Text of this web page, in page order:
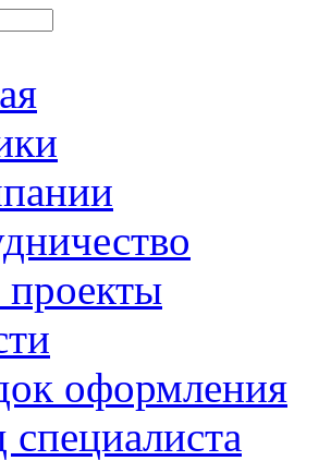
оформления
специалиста